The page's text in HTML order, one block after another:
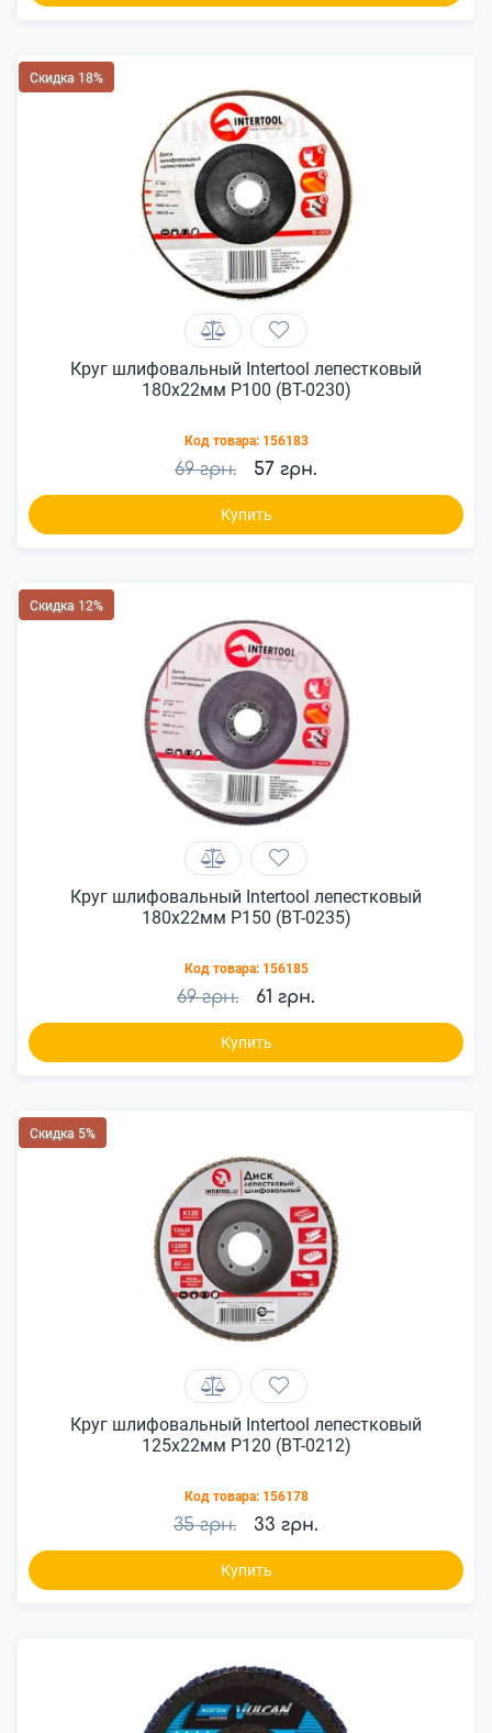
Скидка 18%
Круг шлифовальный Intertool лепестковый
180x22мм P100 (BT-0230)
Код товара: 156183
69 грн. 57 грн.
Купить
Скидка 12%
Круг шлифовальный Intertool лепестковый
180x22мм P150 (BT-0235)
Код товара: 156185
69 грн. 61 грн.
Купить
Скидка 5%
Круг шлифовальный Intertool лепестковый
125x22мм P120 (BT-0212)
Код товара: 156178
35 грн. 33 грн.
Купить